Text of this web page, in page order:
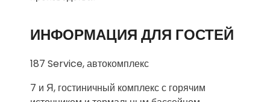
ИНФОРМАЦИЯ ДЛЯ ГОСТЕЙ
187 Service, автокомплекс
7 и Я, гостиничный комплекс с горячим